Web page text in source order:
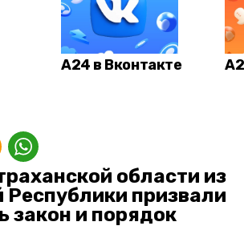
А24 в Вконтакте
области из
Республики призвали
закон и порядок